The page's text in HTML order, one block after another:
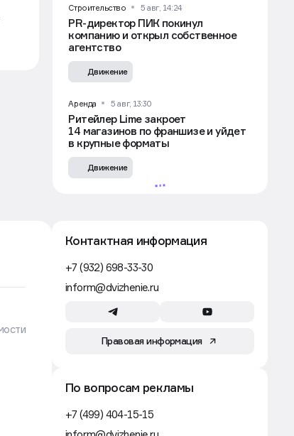
Рижский вокзал в Москве в третий
раз не смогли продать с торгов за 4
Движение
Власти Екатеринбурга ограничили
выдачу разрешения на стройку
ради проектов КРТ
Движение
компанию и открыл собственное
агентство
Движение
Ритейлер Lime закроет
в крупные форматы